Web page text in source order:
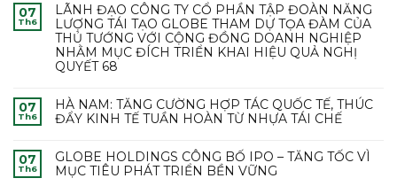
07
Th6
LÃNH ĐẠO CÔNG TY CỔ PHẦN TẬP ĐOÀN NĂNG
LƯỢNG TÁI TẠO GLOBE THAM DỰ TỌA ĐÀM CỦA
THỦ TƯỚNG VỚI CỘNG ĐỒNG DOANH NGHIỆP
NHẰM MỤC ĐÍCH TRIỂN KHAI HIỆU QUẢ NGHỊ
QUYẾT 68
07
Th6
HÀ NAM: TĂNG CƯỜNG HỢP TÁC QUỐC TẾ, THÚC
ĐẨY KINH TẾ TUẦN HOÀN TỪ NHỰA TÁI CHẾ
07
Th6
GLOBE HOLDINGS CÔNG BỐ IPO – TĂNG TỐC VÌ
MỤC TIÊU PHÁT TRIỂN BỀN VỮNG